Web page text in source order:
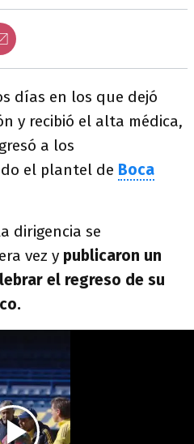
días en los que dejó
y recibió el alta médica,
a los
el plantel de Boca
dirigencia se
vez y publicaron un
el regreso de su